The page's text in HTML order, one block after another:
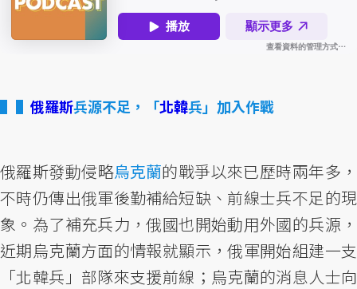
▌ 俄羅斯兵源不足，「北韓兵」加入作戰
俄羅斯發動侵略烏克蘭的戰爭以來已歷時兩年多，
不時仍傳出俄軍後勤補給短缺、前線士兵不足的現
象。為了補充兵力，俄國也開始動用外國的兵源，
近期烏克蘭方面的情報就顯示，俄軍開始組建一支
「北韓兵」部隊來支援前線；烏克蘭的消息人士向